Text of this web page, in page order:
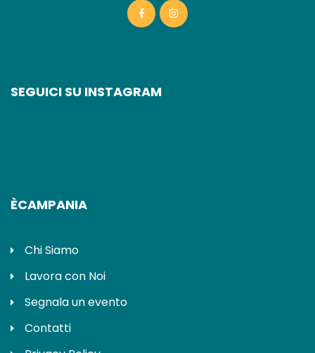
SEGUICI SU INSTAGRAM
ÈCAMPANIA
Chi Siamo
Lavora con Noi
Segnala un evento
Contatti